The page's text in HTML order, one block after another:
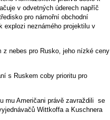
v odvetných úderech napříč
pro námořní obchodní
explozi neznámého projektilu v
z nebes pro Rusko, jeho nízké ceny
s Ruskem coby prioritu pro
mu Američani právě zavraždili se
Wittkoffa a Kuschnera